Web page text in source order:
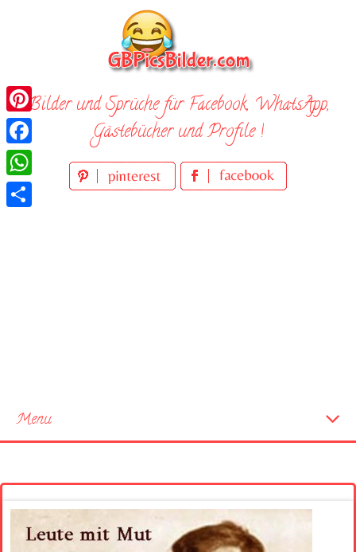
Bilder und Sprüche für Facebook, WhatsApp,
Gästebücher und Profile !
Menu
Pinterest
Facebook
WhatsApp